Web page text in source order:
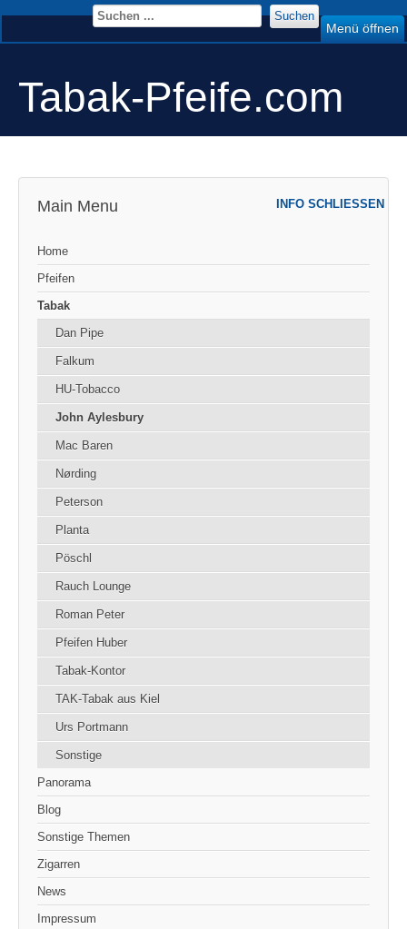
Tabak-Pfeife.com
Suchen
Menü öffnen
Main Menu
Home
Pfeifen
Tabak
Dan Pipe
Falkum
HU-Tobacco
John Aylesbury
Mac Baren
Nørding
Peterson
Planta
Pöschl
Rauch Lounge
Roman Peter
Pfeifen Huber
Tabak-Kontor
TAK-Tabak aus Kiel
Urs Portmann
Sonstige
Panorama
Blog
Sonstige Themen
Zigarren
News
Impressum
INFO SCHLIESSEN